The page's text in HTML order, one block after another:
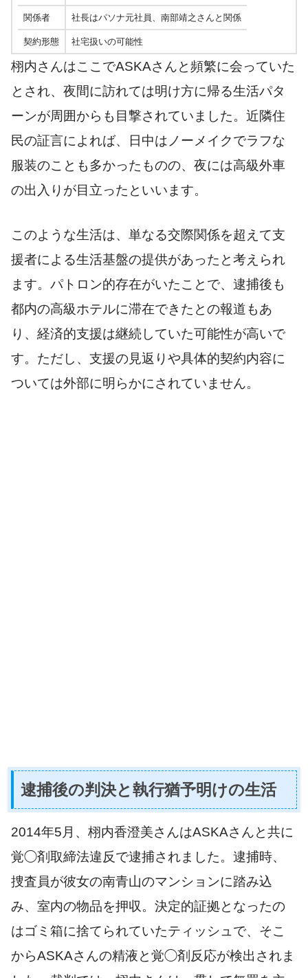
関係者 社長はパソナ元社員、南部靖之さんと関係
契約形態 社宅扱いの可能性
栩内さんはここでASKAさんと頻繁に会っていた
とされ、夜間に訪れては明け方に帰る生活パタ
ーンが周囲からも目撃されていました。近隣住
民の証言によれば、日中はノーメイクでラフな
服装のことも多かったものの、夜には高級外車
の出入りが目立ったといいます。
このような生活は、単なる交際関係を超えて支
援者による生活基盤の提供があったと考えられ
ます。パトロン的存在がいたことで、逮捕後も
都内の高級ホテルに滞在できたとの報道もあ
り、経済的支援は継続していた可能性が高いで
す。ただし、支援の見返りや具体的契約内容に
ついては外部に明らかにされていません。
逮捕後の判決と執行猶予明けの生活
2014年5月、栩内香澄美さんはASKAさんと共に
覚◯剤取締法違反で逮捕されました。逮捕時、
捜査員が彼女の南青山のマンションに踏み込
み、室内の物品を押収。決定的証拠となったの
はゴミ箱に捨てられていたティッシュで、そこ
からASKAさんの精液と覚◯剤反応が検出されま